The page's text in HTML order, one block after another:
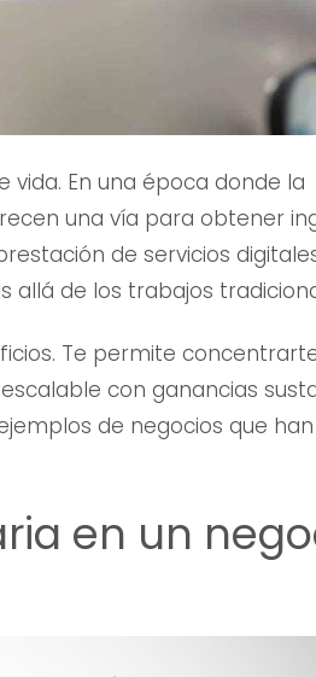
vida. En una época donde la
una vía para obtener
de servicios
allá de los trabajos
Te permite
con ganancias
de negocios que
en un